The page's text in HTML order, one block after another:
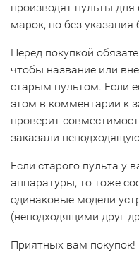
производят пульты
марок, но без указания
Перед покупкой
чтобы название или
старым пультом. Если
этом в комментарии к
проверит
заказали
Если старого пульта у
аппаратуры, то тоже
одинаковые модели
(неподходящими друг
Приятных вам покупок!